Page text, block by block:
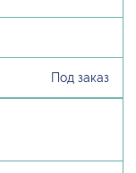
Под заказ